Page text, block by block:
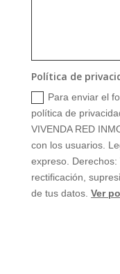
Política de
Para enviar el
política de
VIVENDA RED
con los usuarios.
expreso. Derechos:
rectificación,
de tus datos.Ver